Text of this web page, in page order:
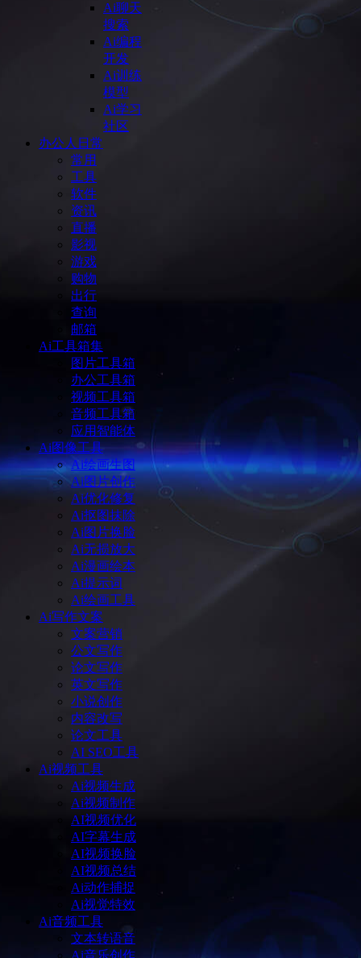
Ai聊天
搜索
Ai编程
开发
Ai训练
模型
Ai学习
社区
办公人日常
常用
工具
软件
资讯
直播
影视
游戏
购物
出行
查询
邮箱
Ai工具箱集
图片工具箱
办公工具箱
视频工具箱
音频工具箱
应用智能体
Ai图像工具
Ai绘画生图
Ai图片创作
Ai优化修复
Ai抠图抹除
Ai图片换脸
Ai无损放大
Ai漫画绘本
Ai提示词
Ai绘画工具
Ai写作文案
文案营销
公文写作
论文写作
英文写作
小说创作
内容改写
论文工具
AI SEO工具
Ai视频工具
Ai视频生成
Ai视频制作
AI视频优化
AI字幕生成
AI视频换脸
AI视频总结
Ai动作捕捉
Ai视觉特效
Ai音频工具
文本转语音
Ai音乐创作